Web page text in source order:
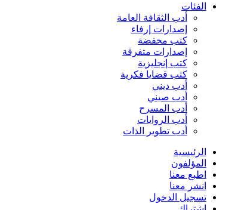
الفئات
أدب الثقافة العامة
إصدارات إرفاء
كتب مخفضة
إصدارات متفرقة
كتب إنجليزية
كتب قضايا فكرية
أدب ديني
أدب صيني
أدب المسرح
أدب الروايات
أدب تطوير الذات
الرئيسية
المؤلفون
اطبع معنا
انشر معنا
تسجيل الدخول